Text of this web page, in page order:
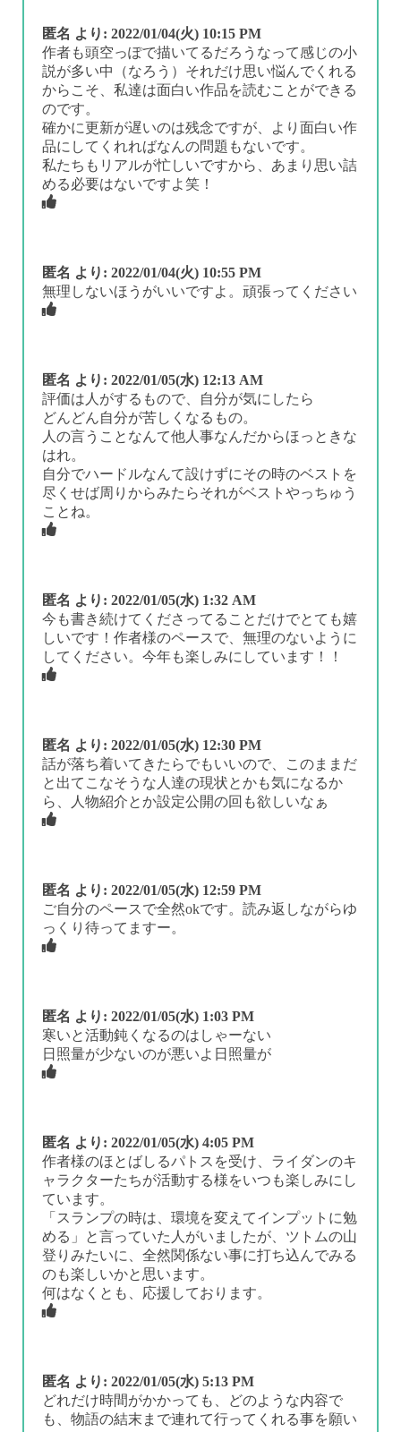
匿名 より: 2022/01/04(火) 10:15 PM
作者も頭空っぽで描いてるだろうなって感じの小
説が多い中（なろう）それだけ思い悩んでくれる
からこそ、私達は面白い作品を読むことができる
のです。
確かに更新が遅いのは残念ですが、より面白い作
品にしてくれればなんの問題もないです。
私たちもリアルが忙しいですから、あまり思い詰
める必要はないですよ笑！
匿名 より: 2022/01/04(火) 10:55 PM
無理しないほうがいいですよ。頑張ってください
匿名 より: 2022/01/05(水) 12:13 AM
評価は人がするもので、自分が気にしたら
どんどん自分が苦しくなるもの。
人の言うことなんて他人事なんだからほっときな
はれ。
自分でハードルなんて設けずにその時のベストを
尽くせば周りからみたらそれがベストやっちゅう
ことね。
匿名 より: 2022/01/05(水) 1:32 AM
今も書き続けてくださってることだけでとても嬉
しいです！作者様のペースで、無理のないように
してください。今年も楽しみにしています！！
匿名 より: 2022/01/05(水) 12:30 PM
話が落ち着いてきたらでもいいので、このままだ
と出てこなそうな人達の現状とかも気になるか
ら、人物紹介とか設定公開の回も欲しいなぁ
匿名 より: 2022/01/05(水) 12:59 PM
ご自分のペースで全然okです。読み返しながらゆ
っくり待ってますー。
匿名 より: 2022/01/05(水) 1:03 PM
寒いと活動鈍くなるのはしゃーない
日照量が少ないのが悪いよ日照量が
匿名 より: 2022/01/05(水) 4:05 PM
作者様のほとばしるパトスを受け、ライダンのキ
ャラクターたちが活動する様をいつも楽しみにし
ています。
「スランプの時は、環境を変えてインプットに勉
める」と言っていた人がいましたが、ツトムの山
登りみたいに、全然関係ない事に打ち込んでみる
のも楽しいかと思います。
何はなくとも、応援しております。
匿名 より: 2022/01/05(水) 5:13 PM
どれだけ時間がかかっても、どのような内容で
も、物語の結末まで連れて行ってくれる事を願い